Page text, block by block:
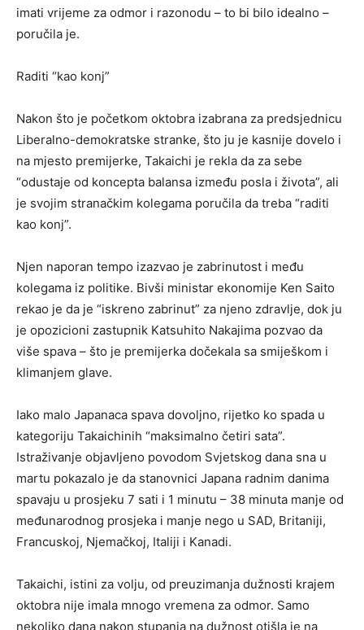
imati vrijeme za odmor i razonodu – to bi bilo idealno –
poručila je.
Raditi “kao konj”
Nakon što je početkom oktobra izabrana za predsjednicu
Liberalno-demokratske stranke, što ju je kasnije dovelo i
na mjesto premijerke, Takaichi je rekla da za sebe
“odustaje od koncepta balansa između posla i života”, ali
je svojim stranačkim kolegama poručila da treba “raditi
kao konj”.
Njen naporan tempo izazvao je zabrinutost i među
kolegama iz politike. Bivši ministar ekonomije Ken Saito
rekao je da je “iskreno zabrinut” za njeno zdravlje, dok ju
je opozicioni zastupnik Katsuhito Nakajima pozvao da
više spava – što je premijerka dočekala sa smiješkom i
klimanjem glave.
Iako malo Japanaca spava dovoljno, rijetko ko spada u
kategoriju Takaichinih “maksimalno četiri sata”.
Istraživanje objavljeno povodom Svjetskog dana sna u
martu pokazalo je da stanovnici Japana radnim danima
spavaju u prosjeku 7 sati i 1 minutu – 38 minuta manje od
međunarodnog prosjeka i manje nego u SAD, Britaniji,
Francuskoj, Njemačkoj, Italiji i Kanadi.
Takaichi, istini za volju, od preuzimanja dužnosti krajem
oktobra nije imala mnogo vremena za odmor. Samo
nekoliko dana nakon stupanja na dužnost otišla je na